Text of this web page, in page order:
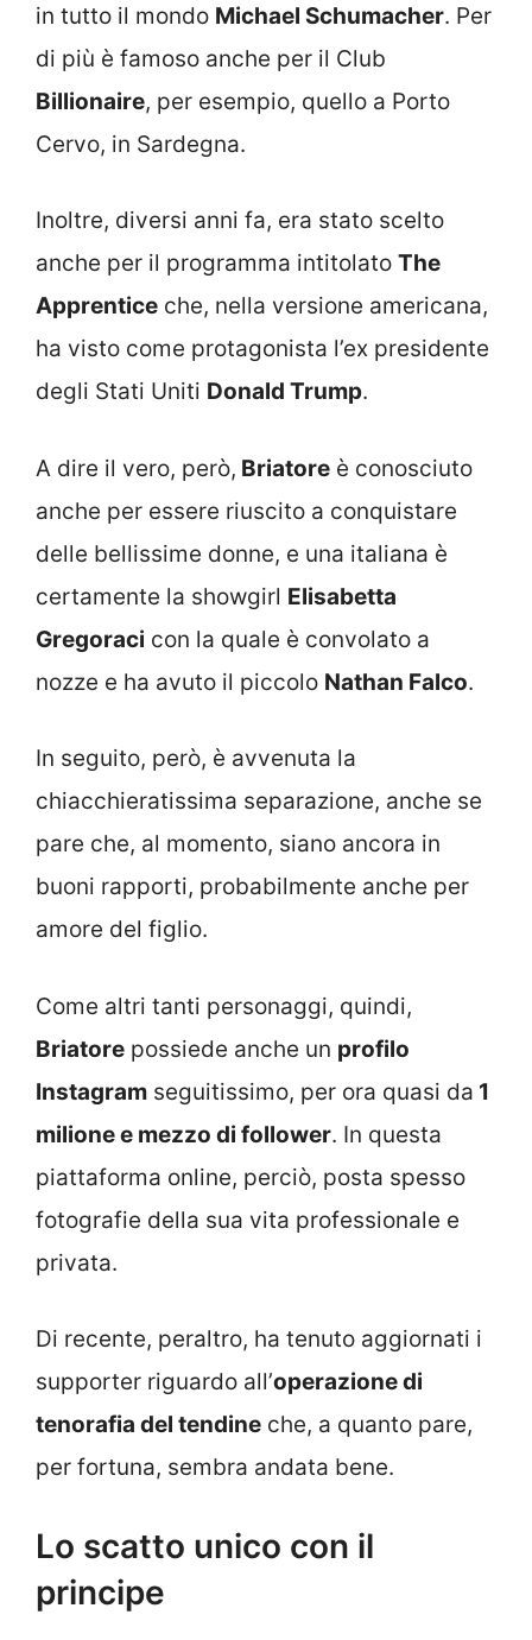
in tutto il mondo Michael Schumacher. Per
di più è famoso anche per il Club
Billionaire, per esempio, quello a Porto
Cervo, in Sardegna.
Inoltre, diversi anni fa, era stato scelto
anche per il programma intitolato The
Apprentice che, nella versione americana,
ha visto come protagonista l’ex presidente
degli Stati Uniti Donald Trump.
A dire il vero, però, Briatore è conosciuto
anche per essere riuscito a conquistare
delle bellissime donne, e una italiana è
certamente la showgirl Elisabetta
Gregoraci con la quale è convolato a
nozze e ha avuto il piccolo Nathan Falco.
In seguito, però, è avvenuta la
chiacchieratissima separazione, anche se
pare che, al momento, siano ancora in
buoni rapporti, probabilmente anche per
amore del figlio.
Come altri tanti personaggi, quindi,
Briatore possiede anche un profilo
Instagram seguitissimo, per ora quasi da 1
milione e mezzo di follower. In questa
piattaforma online, perciò, posta spesso
fotografie della sua vita professionale e
privata.
Di recente, peraltro, ha tenuto aggiornati i
supporter riguardo all’operazione di
tenorafia del tendine che, a quanto pare,
per fortuna, sembra andata bene.
Lo scatto unico con il
principe